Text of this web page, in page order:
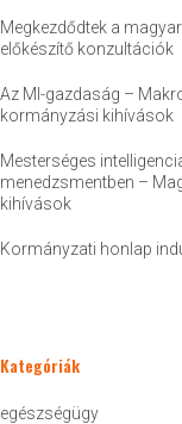
Megkezdődtek a
előkészítő konzultációk
Az MI-gazdaság –
kormányzási kihívások
Mesterséges
menedzsmentben –
kihívások
Kormányzati honlap
Kategóriák
egészségügy